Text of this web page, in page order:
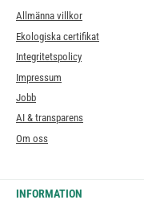
Allmänna villkor
Ekologiska certifikat
Integritetspolicy
Impressum
Jobb
AI & transparens
Om oss
INFORMATION